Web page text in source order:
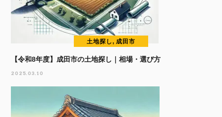
土地探し, 成田市
【令和8年度】成田市の土地探し｜相場・選び方
2025.03.10